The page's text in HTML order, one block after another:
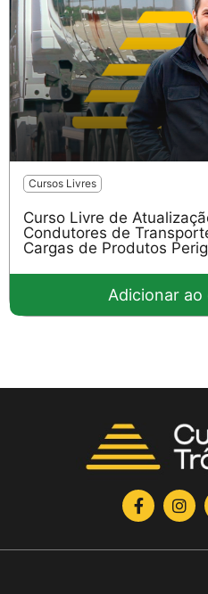
Cursos Livres
Curso Livre de
Condutores de
Cargas de Produtos
Adicionar ao